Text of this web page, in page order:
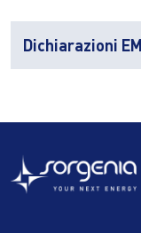
Dichiarazioni